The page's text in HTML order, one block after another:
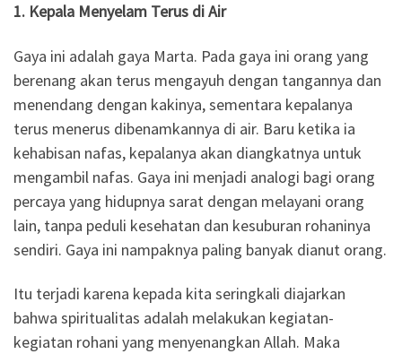
1. Kepala Menyelam Terus di Air
Gaya ini adalah gaya Marta. Pada gaya ini orang yang
berenang akan terus mengayuh dengan tangannya dan
menendang dengan kakinya, sementara kepalanya
terus menerus dibenamkannya di air. Baru ketika ia
kehabisan nafas, kepalanya akan diangkatnya untuk
mengambil nafas. Gaya ini menjadi analogi bagi orang
percaya yang hidupnya sarat dengan melayani orang
lain, tanpa peduli kesehatan dan kesuburan rohaninya
sendiri. Gaya ini nampaknya paling banyak dianut orang.
Itu terjadi karena kepada kita seringkali diajarkan
bahwa spiritualitas adalah melakukan kegiatan-
kegiatan rohani yang menyenangkan Allah. Maka